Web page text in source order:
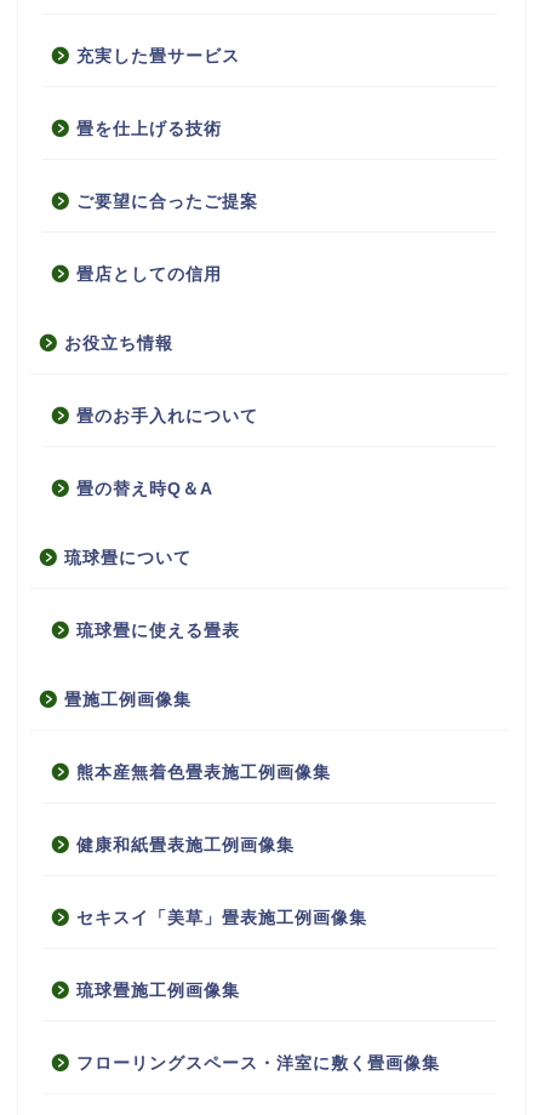
充実した畳サービス
畳を仕上げる技術
ご要望に合ったご提案
畳店としての信用
お役立ち情報
畳のお手入れについて
畳の替え時Q＆A
琉球畳について
琉球畳に使える畳表
畳施工例画像集
熊本産無着色畳表施工例画像集
健康和紙畳表施工例画像集
セキスイ「美草」畳表施工例画像集
琉球畳施工例画像集
フローリングスペース・洋室に敷く畳画像集